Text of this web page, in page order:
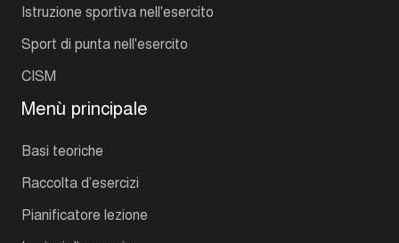
Istruzione sportiva nell'esercito
Sport di punta nell'esercito
CISM
Menù principale
Basi teoriche
Raccolta d’esercizi
Pianificatore lezione